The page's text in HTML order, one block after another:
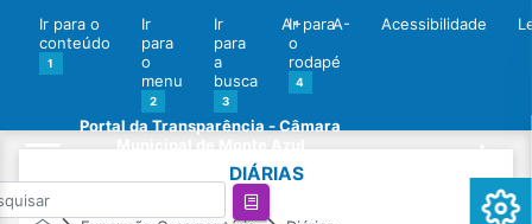
Ir para o
conteúdo
1
Ir
para
o
menu
2
Ir
para
a
busca
3
Ir para
o
rodapé
4
A+ A- Acessibilidade
Portal da Transparência - Câmara
DIÁRIAS